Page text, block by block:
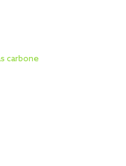
carbone